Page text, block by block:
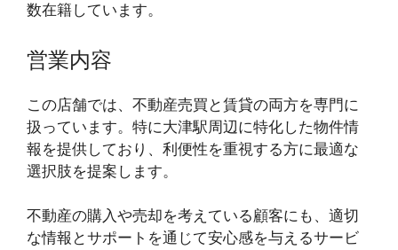
数在籍しています。
営業内容
この店舗では、不動産売買と賃貸の両方を専門に
扱っています。特に大津駅周辺に特化した物件情
報を提供しており、利便性を重視する方に最適な
選択肢を提案します。
不動産の購入や売却を考えている顧客にも、適切
な情報とサポートを通じて安心感を与えるサービ